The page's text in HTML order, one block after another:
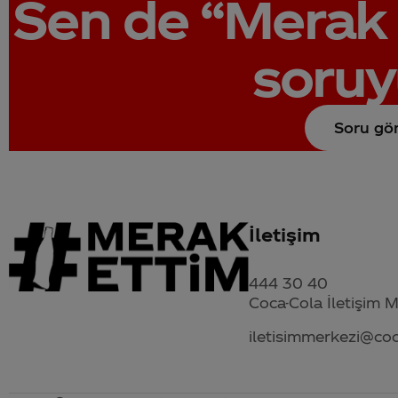
Sen de
Soru
İletişim
444 30 40
Coca-Cola İletişim